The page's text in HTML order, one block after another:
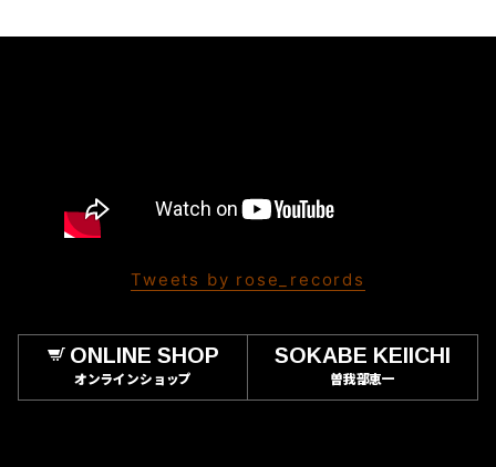
Tweets by rose_records
ONLINE SHOP
オンラインショップ
SOKABE KEIICHI
曽我部恵一